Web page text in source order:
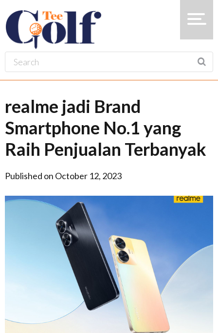
realme jadi Brand
Smartphone No.1 yang
Raih Penjualan Terbanyak
Published on October 12, 2023